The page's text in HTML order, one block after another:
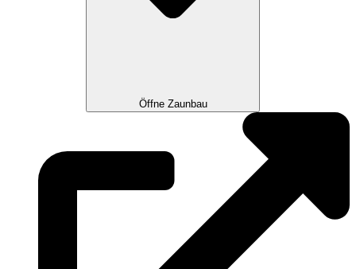
Öffne Zaunbau